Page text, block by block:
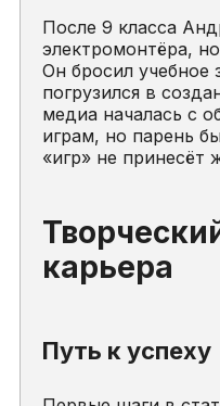
После 9 класса
электромонтёра,
Он бросил учебное
погрузился в
медиа началась с
играм, но парень
«игр» не принесёт
карьера
Путь к успеху